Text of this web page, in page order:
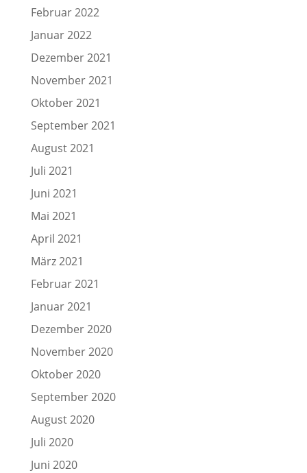
Februar 2022
Januar 2022
Dezember 2021
November 2021
Oktober 2021
September 2021
August 2021
Juli 2021
Juni 2021
Mai 2021
April 2021
März 2021
Februar 2021
Januar 2021
Dezember 2020
November 2020
Oktober 2020
September 2020
August 2020
Juli 2020
Juni 2020